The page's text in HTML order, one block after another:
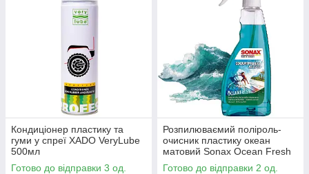
Кондиціонер пластику та
гуми у спреї XADO VeryLube
500мл
Готово до відправки 3 од.
Розпилюваємий поліроль-
очисник пластику океан
матовий Sonax Ocean Fresh
Cockpit Pfleger 500мл
Готово до відправки 2 од.